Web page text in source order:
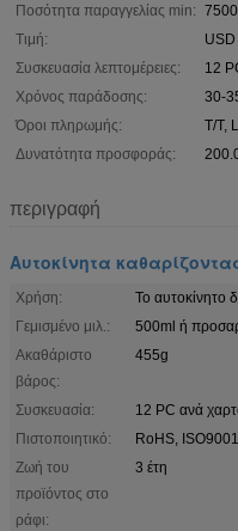
Ποσότητα παραγγελίας min:
Τιμή:
Συσκευασία λεπτομέρειες:
12
Χρόνος παράδοσης:
30-
Όροι πληρωμής:
T/T,
Δυνατότητα προσφοράς:
περιγραφή
Αυτοκίνητα
Χρήση:
Το αυτοκίνητο
Γεμισμένο μιλ.:
500ml ή
Ακαθάριστο
βάρος:
455g
Συσκευασία:
12 PC ανά
Πιστοποιητικό:
RoHS,
Ζωή του
προϊόντος στο
ράφι:
3 έτη